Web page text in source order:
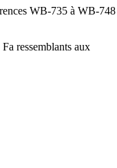
WB-735 à WB-748
ressemblants aux